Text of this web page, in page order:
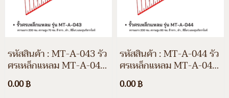
รหัสสินค้า : MT-A-043 รั้ว
ศรเหล็กแหลม MT-A-043
ความยาว 200 ซม. ความสูง
70 ซม. สีขาว สีดำ สีอื่นๆ
0.00 ฿
รหัสสินค้า : MT-A-044 รั้ว
ศรเหล็กแหลม MT-A-044
ความยาว 200 ซม. ความสูง
80 ซม. สีขาว สีดำ สีอื่นๆ
0.00 ฿